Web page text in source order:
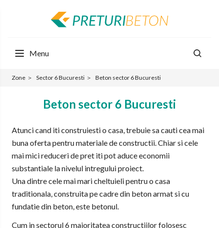
Menu
Zone ＞ Sector 6 Bucuresti ＞ Beton sector 6 Bucuresti
Beton sector 6 Bucuresti
Atunci cand iti construiesti o casa, trebuie sa cauti cea mai
buna oferta pentru materiale de constructii. Chiar si cele
mai mici reduceri de pret iti pot aduce economii
substantiale la nivelul intregului proiect.
Una dintre cele mai mari cheltuieli pentru o casa
traditionala, construita pe cadre din beton armat si cu
fundatie din beton, este betonul.
Cum in sectorul 6 majoritatea constructiilor folosesc